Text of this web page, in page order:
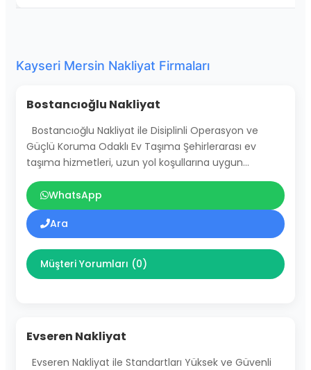
Kayseri Mersin Nakliyat Firmaları
Bostancıoğlu Nakliyat
Bostancıoğlu Nakliyat ile Disiplinli Operasyon ve
Güçlü Koruma Odaklı Ev Taşıma Şehirlerarası ev
taşıma hizmetleri, uzun yol koşullarına uygun…
WhatsApp
Ara
Müşteri Yorumları (0)
Evseren Nakliyat
Evseren Nakliyat ile Standartları Yüksek ve Güvenli